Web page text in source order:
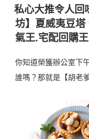
佈
於
私心大推令人回
坊】夏威夷豆
氣王.宅配回購王
你知道榮獲辦公室下
誰嗎？那就是【胡老